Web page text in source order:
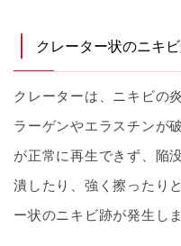
クレーター状のニキ
クレーターは、ニキビの
ラーゲンやエラスチンが
が正常に再生できず、陥
潰したり、強く擦ったり
ー状のニキビ跡が発生しま